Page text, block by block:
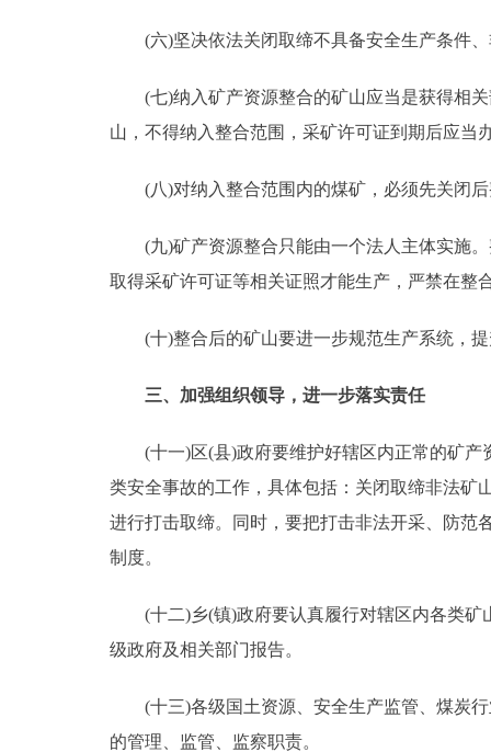
(六)坚决依法关闭取缔不具备安全生产条件、
(七)纳入矿产资源整合的矿山应当是获得相关
山，不得纳入整合范围，采矿许可证到期后应当
(八)对纳入整合范围内的煤矿，必须先关闭后
(九)矿产资源整合只能由一个法人主体实施。
取得采矿许可证等相关证照才能生产，严禁在整
(十)整合后的矿山要进一步规范生产系统，提
三、加强组织领导，进一步落实责任
(十一)区(县)政府要维护好辖区内正常的矿产
类安全事故的工作，具体包括：关闭取缔非法矿
进行打击取缔。同时，要把打击非法开采、防范
制度。
(十二)乡(镇)政府要认真履行对辖区内各类矿
级政府及相关部门报告。
(十三)各级国土资源、安全生产监管、煤炭行
的管理、监管、监察职责。